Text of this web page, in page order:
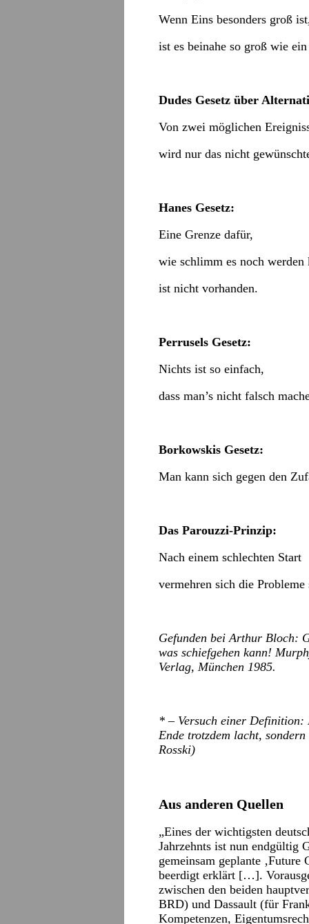
Wenn Eins besonders groß
ist es beinahe so groß wie
Dudes Gesetz über
Von zwei möglichen
wird nur das nicht
Hanes Gesetz:
Eine Grenze dafür,
wie schlimm es noch werden
ist nicht vorhanden.
Perrusels Gesetz:
Nichts ist so einfach,
dass man’s nicht falsch
Borkowskis Gesetz:
Man kann sich gegen den
Das Parouzzi-Prinzip:
Nach einem schlechten Start
vermehren sich die
Gefunden bei Arthur Bloch:
was schiefgehen kann!
Verlag, München 1985.
* – Versuch einer Definition:
Ende trotzdem lacht,
Rosski)
Aus anderen Quellen
„Eines der wichtigsten
Jahrzehnts ist nun endgültig
gemeinsam geplante
beerdigt erklärt […].
zwischen den beiden
BRD) und Dassault (für
Kompetenzen,